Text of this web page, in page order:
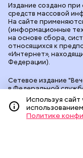
Сетевое издание
в Федеральной
информационных
(Роскомнадзор).
90524 от 09.12.2025.
"Вечерняя Москва".
Геннадьевич
Бумажный пр-д, д. 14,
Издание создано
средств массовой
На сайте
(информационные
на основе сбора,
относящихся к
«Интернет»,
Федерации).
Используя
Политике